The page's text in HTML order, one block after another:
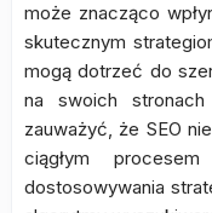
może znacząco
skutecznym
mogą dotrzeć do
na swoich
zauważyć, że SEO
ciągłym
dostosowywania